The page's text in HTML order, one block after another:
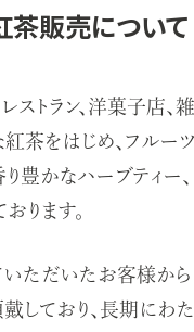
茶販売について
ストラン、洋菓子店、雑
茶をはじめ、フルーツ
豊かなハーブティー
ります。
いただいたお客様から
しており、長期にわ